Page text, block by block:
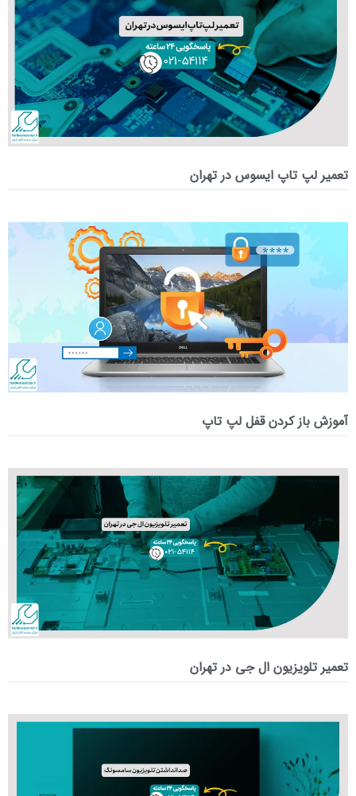
تعمیر لپ‌ تاپ ایسوس در تهران
آموزش باز کردن قفل لپ تاپ
تعمیر تلویزیون ال جی در تهران